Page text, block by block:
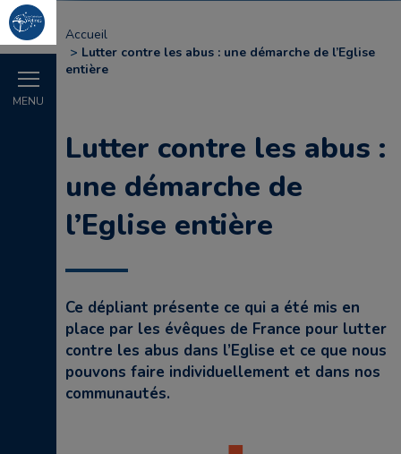
MENU
Accueil
Lutter contre les abus : une démarche de l’Eglise
entière
Lutter contre les abus :
une démarche de
l’Eglise entière
Ce dépliant présente ce qui a été mis en
place par les évêques de France pour lutter
contre les abus dans l’Eglise et ce que nous
pouvons faire individuellement et dans nos
communautés.